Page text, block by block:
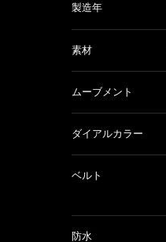
製造年
素材
ムーブメント
ダイアルカラー
ベルト
防水